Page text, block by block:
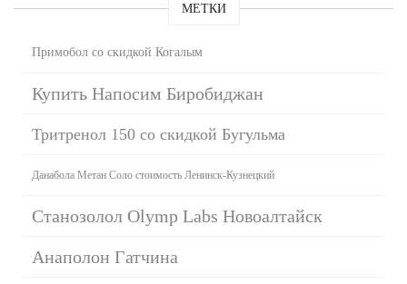
МЕТКИ
Примобол со скидкой Когалым
Купить Напосим Биробиджан
Тритренол 150 со скидкой Бугульма
Данабола Метан Соло стоимость Ленинск-Кузнецкий
Станозолол Olymp Labs Новоалтайск
Анаполон Гатчина